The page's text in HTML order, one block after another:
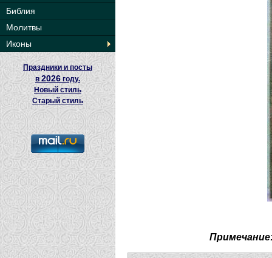
Библия
Молитвы
Иконы
Праздники и посты
в2026 году.
Новый стиль
Старый стиль